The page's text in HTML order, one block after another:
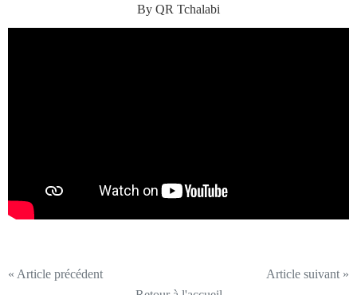
By QR Tchalabi
« Article précédent
Article suivant »